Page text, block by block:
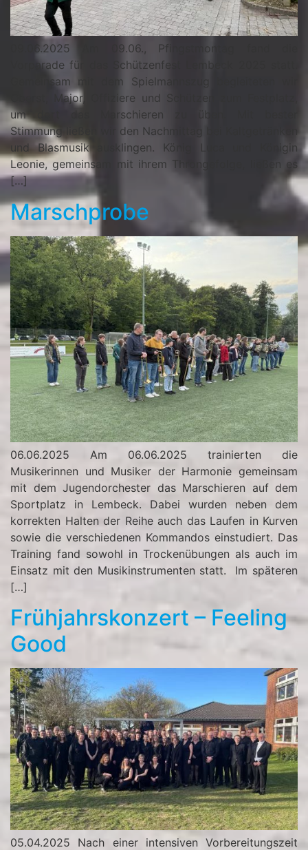
09.06.2025 Am 09.06., Pfingstmontag fand die
Vorparade für das Schützenfest Lembeck 2025 statt.
Gemeinsam mit dem Spielmannszug begleiteten wir
Oberst, Major, Offiziere und Schützen zum Festplatz,
um dort das Marschieren zu üben. Mit bester
Stimmung ließen wir den Nachmittag bei Kaltgetränken
und Blasmusik ausklingen. König Luca und Königin
Leonie, gemeinsam mit ihrem Throngefolge, ließen es
[…]
Marschprobe
06.06.2025 Am 06.06.2025 trainierten die
Musikerinnen und Musiker der Harmonie gemeinsam
mit dem Jugendorchester das Marschieren auf dem
Sportplatz in Lembeck. Dabei wurden neben dem
korrekten Halten der Reihe auch das Laufen in Kurven
sowie die verschiedenen Kommandos einstudiert. Das
Training fand sowohl in Trockenübungen als auch im
Einsatz mit den Musikinstrumenten statt. Im späteren
[…]
Frühjahrskonzert – Feeling
Good
05.04.2025 Nach einer intensiven Vorbereitungszeit